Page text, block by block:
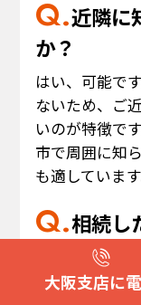
近隣に
か？
はい、可能で
ないため、ご
いのが特徴で
市で周囲に知
も適しています
相続し
いなくて
はい、ご相談
大阪支店に